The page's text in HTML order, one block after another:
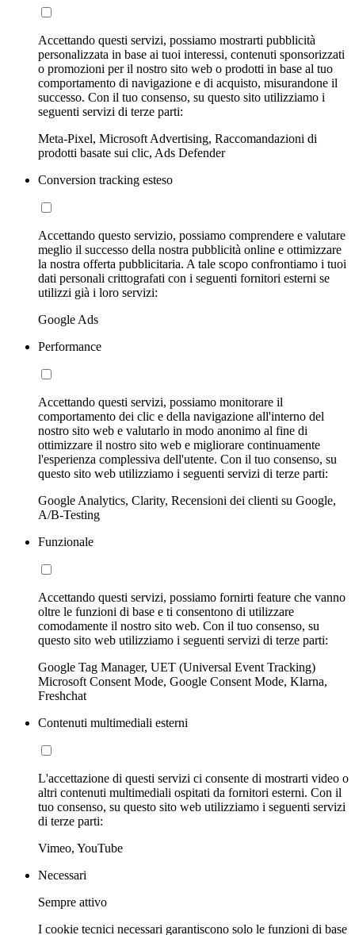
Accettando questi servizi, possiamo mostrarti pubblicità
personalizzata in base ai tuoi interessi, contenuti sponsorizzati
o promozioni per il nostro sito web o prodotti in base al tuo
comportamento di navigazione e di acquisto, misurandone il
successo. Con il tuo consenso, su questo sito utilizziamo i
seguenti servizi di terze parti:
Meta-Pixel, Microsoft Advertising, Raccomandazioni di
prodotti basate sui clic, Ads Defender
Conversion tracking esteso
Accettando questo servizio, possiamo comprendere e valutare
meglio il successo della nostra pubblicità online e ottimizzare
la nostra offerta pubblicitaria. A tale scopo confrontiamo i tuoi
dati personali crittografati con i seguenti fornitori esterni se
utilizzi già i loro servizi:
Google Ads
Performance
Accettando questi servizi, possiamo monitorare il
comportamento dei clic e della navigazione all'interno del
nostro sito web e valutarlo in modo anonimo al fine di
ottimizzare il nostro sito web e migliorare continuamente
l'esperienza complessiva dell'utente. Con il tuo consenso, su
questo sito web utilizziamo i seguenti servizi di terze parti:
Google Analytics, Clarity, Recensioni dei clienti su Google,
A/B-Testing
Funzionale
Accettando questi servizi, possiamo fornirti feature che vanno
oltre le funzioni di base e ti consentono di utilizzare
comodamente il nostro sito web. Con il tuo consenso, su
questo sito web utilizziamo i seguenti servizi di terze parti:
Google Tag Manager, UET (Universal Event Tracking)
Microsoft Consent Mode, Google Consent Mode, Klarna,
Freshchat
Contenuti multimediali esterni
L'accettazione di questi servizi ci consente di mostrarti video o
altri contenuti multimediali ospitati da fornitori esterni. Con il
tuo consenso, su questo sito web utilizziamo i seguenti servizi
di terze parti:
Vimeo, YouTube
Necessari
Sempre attivo
I cookie tecnici necessari garantiscono solo le funzioni di base